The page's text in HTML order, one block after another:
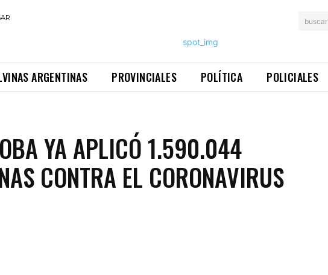
buscar
ARGENTINAS PROVINCIALES POLÍTICA POLICIALES
YA APLICÓ 1.590.044
CONTRA EL CORONAVIRUS